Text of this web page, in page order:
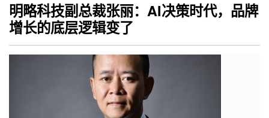
明略科技副总裁张丽：AI决策时代，品牌
增长的底层逻辑变了